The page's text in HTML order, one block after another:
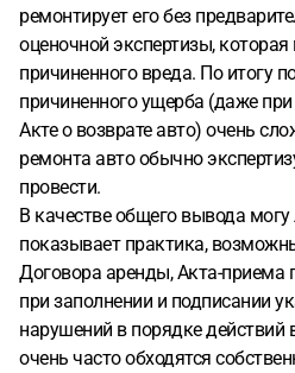
ремонтирует его без
оценочной экспертизы,
причиненного вреда. По итогу
причиненного ущерба (даже
Акте о возврате авто) очень
ремонта авто обычно
провести.
В качестве общего вывода
показывает практика,
Договора аренды, Акта-приема
при заполнении и подписании
нарушений в порядке действий
очень часто обходятся